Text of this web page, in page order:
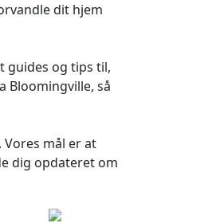
dit hjem
guides og tips til,
Bloomingville, så
mål er at
dig opdateret om